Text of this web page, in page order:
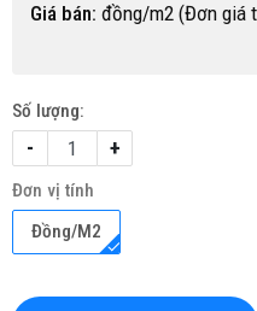
Giá bán: đồng/m2 (Đơn giá
Số lượng:
- +
Đơn vị tính
Đồng/M2